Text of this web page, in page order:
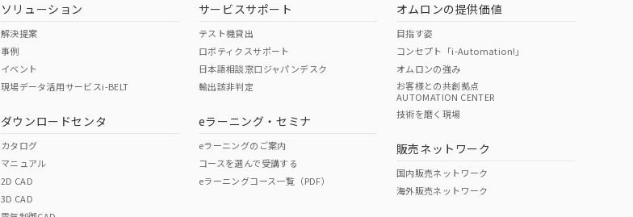
O O
ソリューション
解決提案
事例
イベント
現場データ活用サービスi-BELT
ダウンロードセンタ
カタログ
マニュアル
2D CAD
3D CAD
サービスサポート
テスト機貸出
ロボティクスサポート
日本語相談窓口ジャパンデスク
輸出該非判定
eラーニング・セミナ
eラーニングのご案内
コースを選んで受講する
eラーニングコース一覧（PDF）
オムロンの提供価値
目指す姿
コンセプト「i-Automation!」
オムロンの強み
お客様との共創拠点
AUTOMATION CENTER
技術を磨く現場
販売ネットワーク
国内販売ネットワーク
海外販売ネットワーク